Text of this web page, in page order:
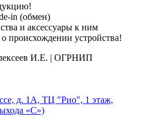
in (обмен)
и аксессуары к ним
устройства!
И.Е. | ОГРНИП
д. 1А, ТЦ "Рио", 1 этаж,
«С»)